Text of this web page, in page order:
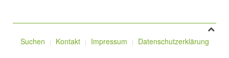
Suchen Kontakt Impressum Datenschutzerklärung